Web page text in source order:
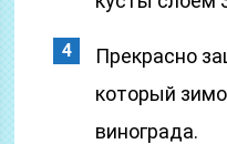
Прекрасно
который
винограда.